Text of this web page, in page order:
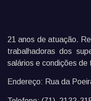
21 anos de atuação.
trabalhadoras dos
salários e condições de
Endereço: Rua da